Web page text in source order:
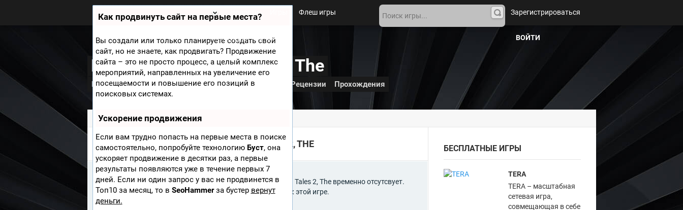
Как продвинуть сайт на первые места?
Вы создали или только планируете создать свой
сайт, но не знаете, как продвигать? Продвижение
сайта – это не просто процесс, а целый комплекс
мероприятий, направленных на увеличение его
посещаемости и повышение его позиций в
поисковых системах.
Ускорение продвижения
Если вам трудно попасть на первые места в поиске
самостоятельно, попробуйте технологию Буст, она
ускоряет продвижение в десятки раз, а первые
результаты появляются уже в течение первых 7
дней. Если ни один запрос у вас не продвинется в
Топ10 за месяц, то в SeoHammerза бустер вернут
деньги.
Zobra.ru - Игровое сообщество -
все о играх
П
ф
ор
м
ы
Новости Флеш игры
Мини игры О сайте
На
йти
Зарегистрироваться
ВОЙТИ
Book of Unwritten Tales 2, The
Новости Скриншоты Видео Обои Дополнения Рецензии Прохождения
Zobra.ru»Игры» Book of Unwritten Tales 2, The
ДОПОЛНЕНИЯ BOOK OF UNWRITTEN TALES 2, THE
Информация
К сожалению Дополнения из игры Book of Unwritten Tales 2, The временно отсутсвует.
Вы можете быть первым кто добавит Дополнения к этой игре.
Опубликовать Дополнения
БЕСПЛАТНЫЕ ИГРЫ
TERA
TERA – масштабная
сетевая игра,
совмещающая в себе